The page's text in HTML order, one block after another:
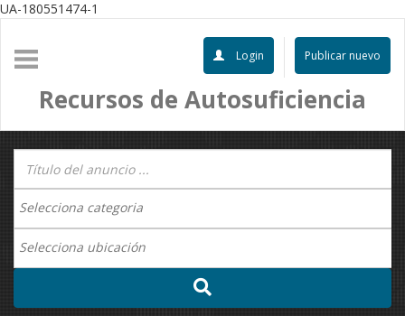
UA-180551474-1
Publicar nuevo
Login
Recursos de Autosuficiencia